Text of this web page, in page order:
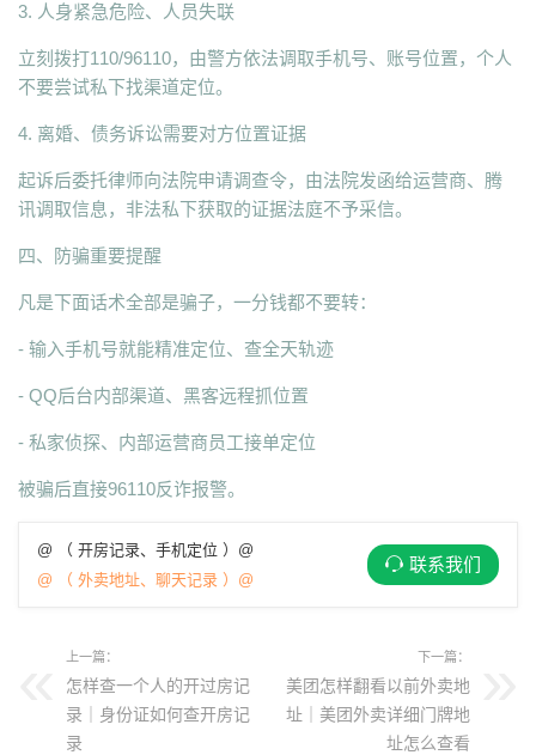
3. 人身紧急危险、人员失联
立刻拨打110/96110，由警方依法调取手机号、账号位置，个人
不要尝试私下找渠道定位。
4. 离婚、债务诉讼需要对方位置证据
起诉后委托律师向法院申请调查令，由法院发函给运营商、腾
讯调取信息，非法私下获取的证据法庭不予采信。
四、防骗重要提醒
凡是下面话术全部是骗子，一分钱都不要转：
- 输入手机号就能精准定位、查全天轨迹
- QQ后台内部渠道、黑客远程抓位置
- 私家侦探、内部运营商员工接单定位
被骗后直接96110反诈报警。
@ （ 开房记录、手机定位 ）@
@ （ 外卖地址、聊天记录 ）@
联系我们
上一篇：
怎样查一个人的开过房记
录｜身份证如何查开房记
录
下一篇：
美团怎样翻看以前外卖地
址｜美团外卖详细门牌地
址怎么查看